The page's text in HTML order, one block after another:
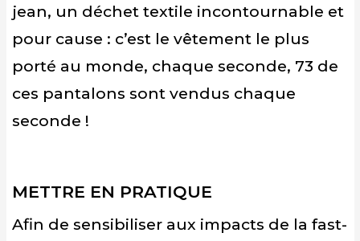
jean, un déchet textile incontournable et
pour cause : c’est le vêtement le plus
porté au monde, chaque seconde, 73 de
ces pantalons sont vendus chaque
seconde !
METTRE EN PRATIQUE
Afin de sensibiliser aux impacts de la fast-